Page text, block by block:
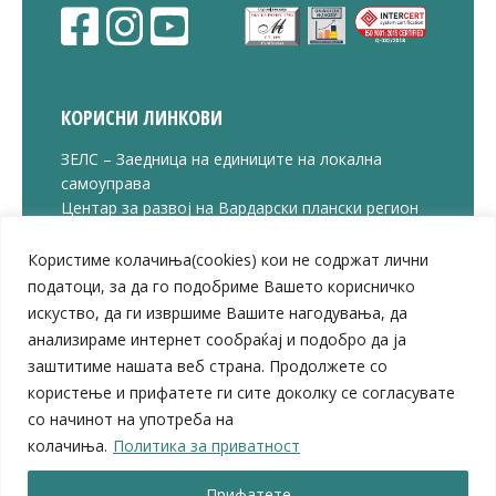
Користиме колачиња(cookies) кои не содржат лични
податоци, за да го подобриме Вашето корисничко
искуство, да ги извршиме Вашите нагодувања, да
анализираме интернет сообраќај и подобро да ја
заштитиме нашата веб страна. Продолжете со
користење и прифатете ги сите доколку се согласувате
со начинот на употреба на
колачиња. Политика за приватност
КОРИСНИ ЛИНКОВИ
ЗЕЛС – Заедница на единиците на локална
самоуправа
Центар за развој на Вардарски плански регион
ЈПССО „Парк – спорт и паркинзи“
ЛБ „Гоце Делчев“
Влада на Република Северна Македонија
Собрание на Република Северна Македонија
Министерство за финансии
Министерство за транспорт
Министерство за локална самоуправа
Министерство за дигитална трансформација
Министерство за јавна администрација